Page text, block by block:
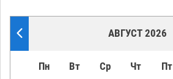
АВГУСТ 2026
Пн Вт Ср Чт Пт